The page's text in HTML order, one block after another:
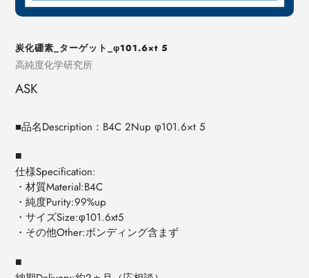
炭化硼素_ターゲット_φ101.6×t 5
売
手
高純度化学研究所
ASK
■品名Description：B4C 2Nup φ101.6×t 5
■
仕様Specification:
・材質Material:B4C
・純度Purity:99%up
・サイズSize:φ101.6xt5
・その他Other:ボンディング含まず
■